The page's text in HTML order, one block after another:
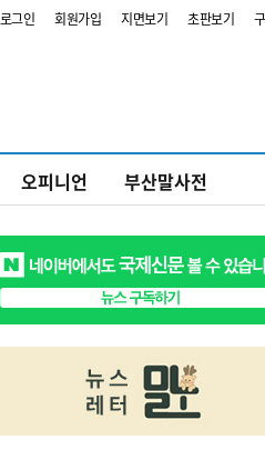
로그인 회원가입 지면보기 초판보기
오피니언 부산말사전